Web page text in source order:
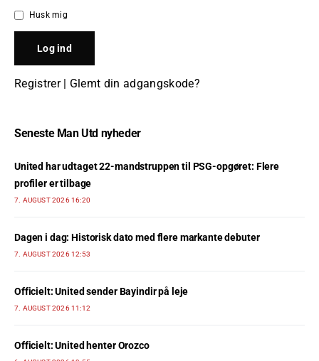
Husk mig
Registrer| Glemt din adgangskode?
Seneste Man Utd nyheder
United har udtaget 22-mandstruppen til PSG-opgøret: Flere
profiler er tilbage
7. AUGUST 2026 16:20
Dagen i dag: Historisk dato med flere markante debuter
7. AUGUST 2026 12:53
Officielt: United sender Bayindir på leje
7. AUGUST 2026 11:12
Officielt: United henter Orozco